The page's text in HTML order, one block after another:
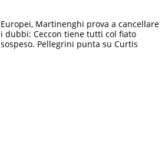
Europei, Martinenghi prova a cancellare
i dubbi: Ceccon tiene tutti col fiato
sospeso. Pellegrini punta su Curtis